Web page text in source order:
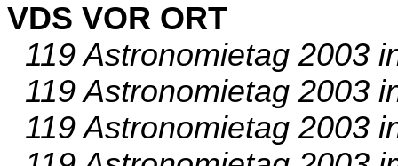
VDS VOR ORT
119 Astronomietag 2003
119 Astronomietag 2003
119 Astronomietag 2003